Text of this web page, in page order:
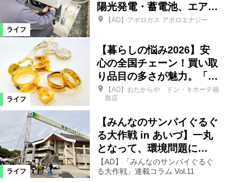
ライフ
陽光発電・蓄電池、エア…
【AD】アポロガス アポロエナジー
ライフ
【暮らしの悩み2026】安
心の全国チェーン！買い取
り品目の多さが魅力。「…
【AD】おたからや ドン・キホーテ福
島店
ライフ
【みんなのサンパイぐるぐ
る大作戦 in あいづ】一丸
となって、環境問題に…
【AD】「みんなのサンパイぐるぐ
る大作戦」連載コラム Vol.11